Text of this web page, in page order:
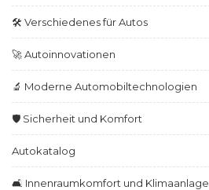
🛠️ Verschiedenes für Autos
🚀 Autoinnovationen
🔬 Moderne Automobiltechnologien
🛡️ Sicherheit und Komfort
Autokatalog
🛋️ Innenraumkomfort und Klimaanlage